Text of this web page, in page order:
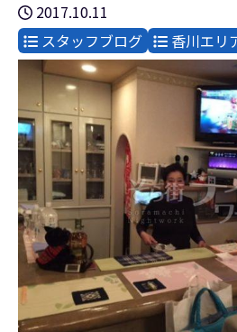
2017.10.11
スタッフブログ
香川エリ